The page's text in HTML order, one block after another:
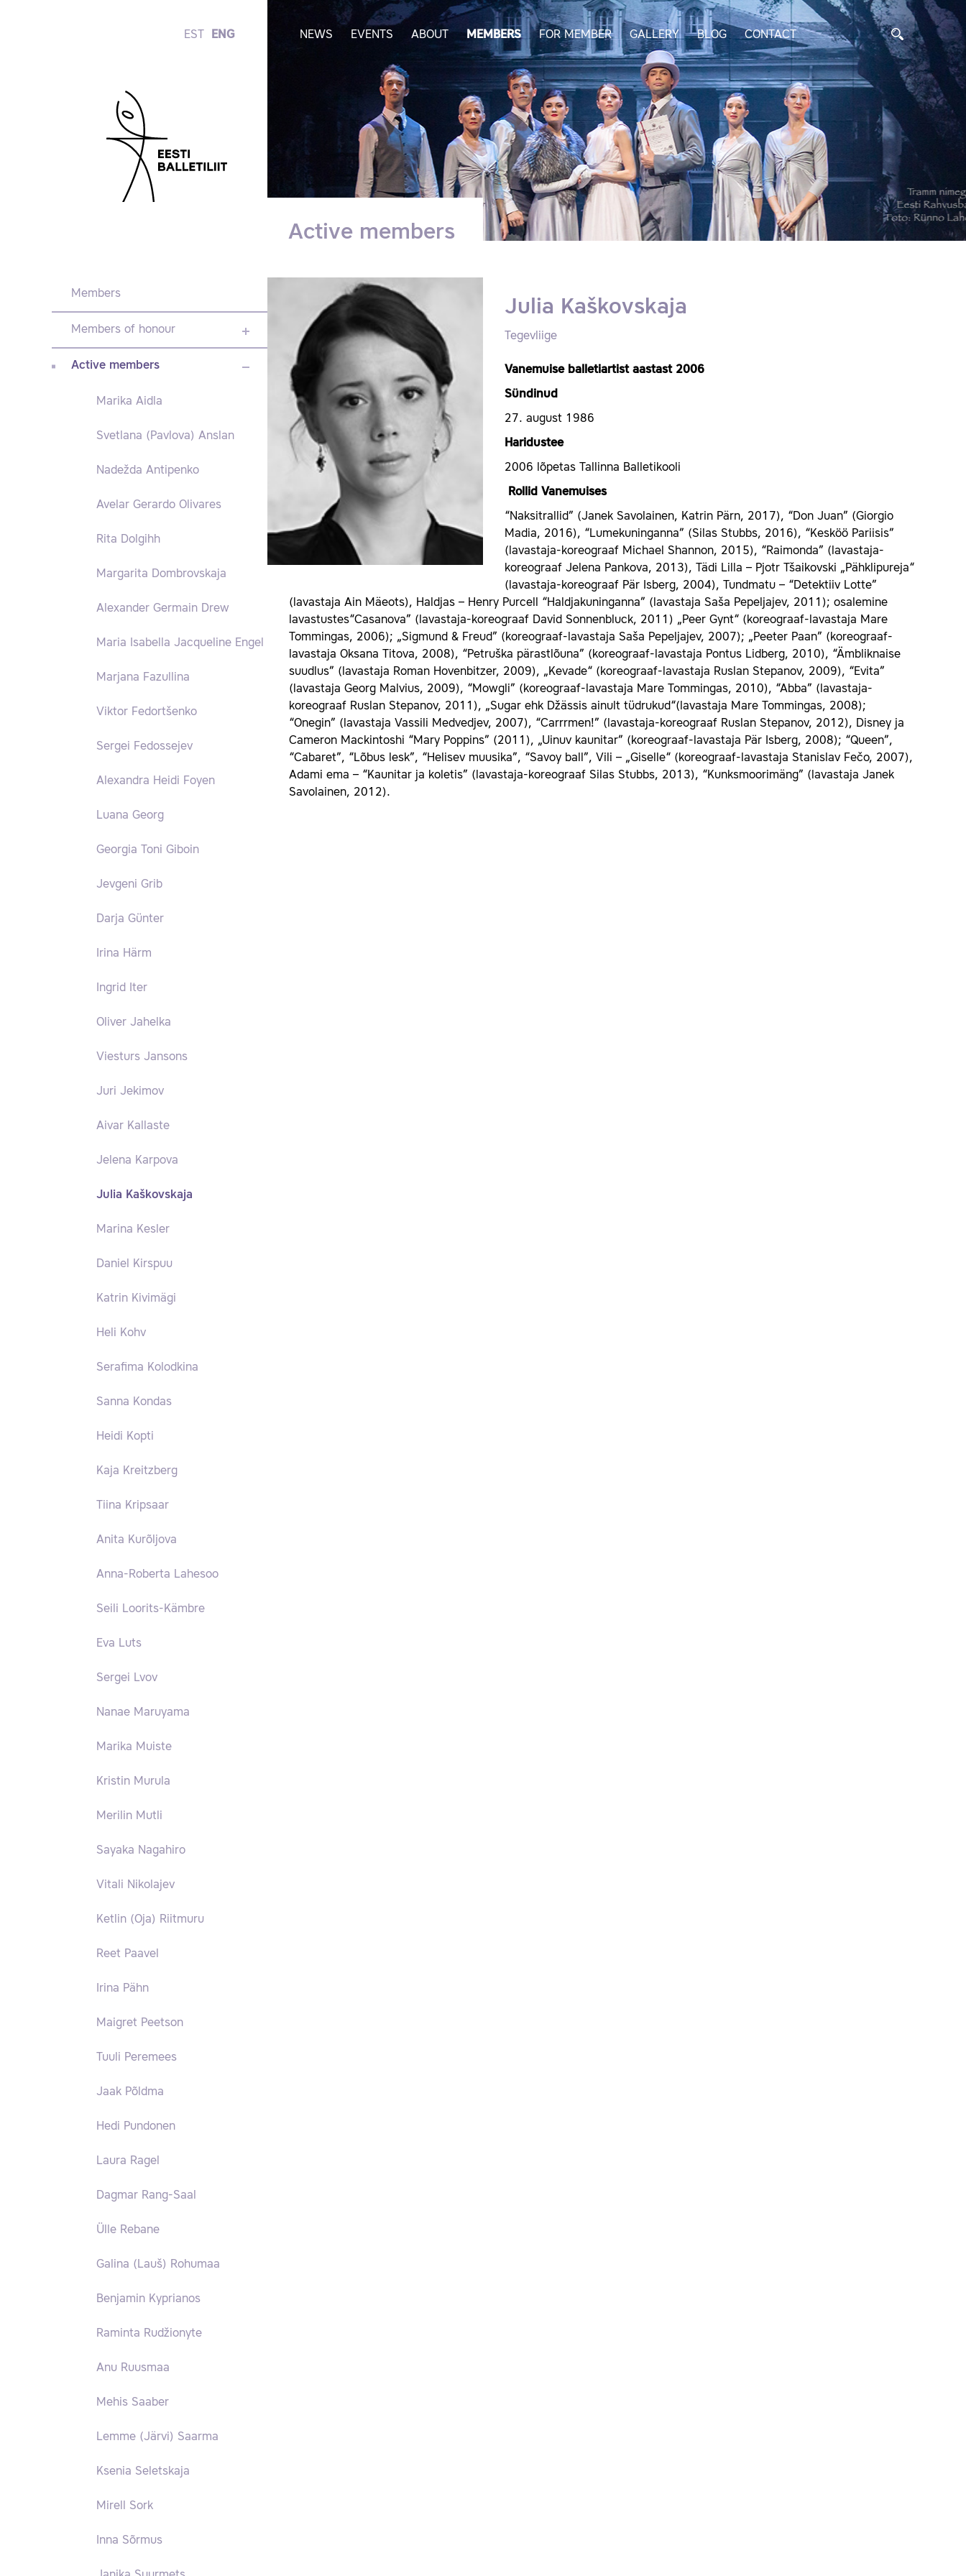
EST ENG NEWS EVENTS ABOUT MEMBERS FOR MEMBER GALLERY BLOG CONTACT
Active members
Members
Members of honour
Active members
Marika Aidla
Svetlana (Pavlova) Anslan
Nadežda Antipenko
Avelar Gerardo Olivares
Rita Dolgihh
Margarita Dombrovskaja
Alexander Germain Drew
Maria Isabella Jacqueline Engel
Marjana Fazullina
Viktor Fedortšenko
Sergei Fedossejev
Alexandra Heidi Foyen
Luana Georg
Georgia Toni Giboin
Jevgeni Grib
Darja Günter
Irina Härm
Ingrid Iter
Oliver Jahelka
Viesturs Jansons
Juri Jekimov
Aivar Kallaste
Jelena Karpova
Julia Kaškovskaja
Marina Kesler
Daniel Kirspuu
Katrin Kivimägi
Heli Kohv
Serafima Kolodkina
Sanna Kondas
Heidi Kopti
Kaja Kreitzberg
Tiina Kripsaar
Anita Kurõljova
Anna-Roberta Lahesoo
Seili Loorits-Kämbre
Eva Luts
Sergei Lvov
Nanae Maruyama
Marika Muiste
Kristin Murula
Merilin Mutli
Sayaka Nagahiro
Vitali Nikolajev
Ketlin (Oja) Riitmuru
Reet Paavel
Irina Pähn
Maigret Peetson
Tuuli Peremees
Jaak Põldma
Hedi Pundonen
Laura Ragel
Dagmar Rang-Saal
Ülle Rebane
Galina (Lauš) Rohumaa
Benjamin Kyprianos
Raminta Rudžionyte
Anu Ruusmaa
Mehis Saaber
Lemme (Järvi) Saarma
Ksenia Seletskaja
Mirell Sork
Inna Sõrmus
Julia Kaškovskaja
Tegevliige
Vanemuise balletiartist aastast 2006
Sündinud
27. august 1986
Haridustee
2006 lõpetas Tallinna Balletikooli
Rollid Vanemuises
“Naksitrallid” (Janek Savolainen, Katrin Pärn, 2017), “Don Juan” (Giorgio
Madia, 2016), “Lumekuninganna” (Silas Stubbs, 2016), “Kesköö Pariisis”
(lavastaja-koreograaf Michael Shannon, 2015), “Raimonda” (lavastaja-
koreograaf Jelena Pankova, 2013), Tädi Lilla – Pjotr Tšaikovski „Pähklipureja“
(lavastaja-koreograaf Pär Isberg, 2004), Tundmatu – “Detektiiv Lotte”
(lavastaja Ain Mäeots), Haldjas – Henry Purcell “Haldjakuninganna” (lavastaja Saša Pepeljajev, 2011); osalemine
lavastustes“Casanova” (lavastaja-koreograaf David Sonnenbluck, 2011) „Peer Gynt“ (koreograaf-lavastaja Mare
Tommingas, 2006); „Sigmund & Freud” (koreograaf-lavastaja Saša Pepeljajev, 2007); „Peeter Paan” (koreograaf-
lavastaja Oksana Titova, 2008), “Petruška pärastlõuna” (koreograaf-lavastaja Pontus Lidberg, 2010), “Ämbliknaise
suudlus” (lavastaja Roman Hovenbitzer, 2009), „Kevade“ (koreograaf-lavastaja Ruslan Stepanov, 2009), “Evita”
(lavastaja Georg Malvius, 2009), “Mowgli” (koreograaf-lavastaja Mare Tommingas, 2010), “Abba” (lavastaja-
koreograaf Ruslan Stepanov, 2011), „Sugar ehk Džässis ainult tüdrukud“(lavastaja Mare Tommingas, 2008);
“Onegin” (lavastaja Vassili Medvedjev, 2007), “Carrrmen!” (lavastaja-koreograaf Ruslan Stepanov, 2012), Disney ja
Cameron Mackintoshi “Mary Poppins” (2011), „Uinuv kaunitar” (koreograaf-lavastaja Pär Isberg, 2008); “Queen”,
“Cabaret”, “Lõbus lesk”, “Helisev muusika”, “Savoy ball”, Vili – „Giselle“ (koreograaf-lavastaja Stanislav Fečo, 2007),
Adami ema – “Kaunitar ja koletis” (lavastaja-koreograaf Silas Stubbs, 2013), “Kunksmoorimäng” (lavastaja Janek
Savolainen, 2012).